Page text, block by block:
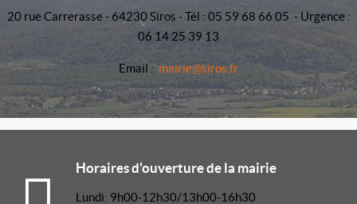
20 rue Carrerasse - 64230 Siros - Tél : 05 59 68 66 05 - Urgence :
06 14 25 39 13
Email : mairie@siros.fr
Horaires d'ouverture de la mairie
Lundi: 9h00-12h30/13h00-16h30